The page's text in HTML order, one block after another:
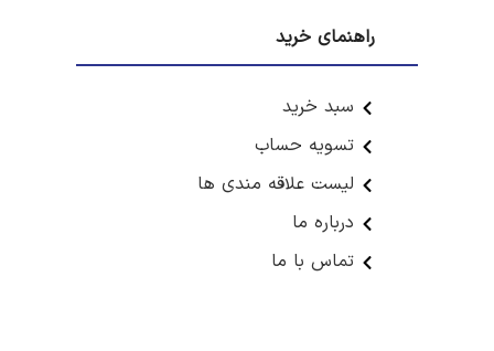
راهنمای خرید
سبد خرید
تسویه حساب
لیست علاقه مندی ها
درباره ما
تماس با ما